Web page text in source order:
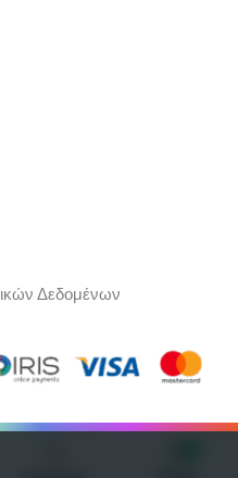
Δεδομένων